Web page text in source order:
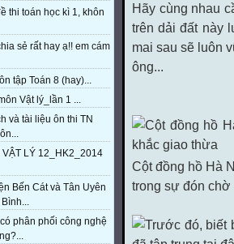
thi toán học kì 1, khôn
sẻ rất hay ạ!! em cám
tập Toán 8 (hay)...
Vật lý_lần 1 ...
và tài liệu ôn thi TN
VẬT LÝ 12_HK2_2014
Bến Cát và Tân Uyên
phân phối công nghệ
Hãy cùng nhau
trên dải đất này
mai sau sẽ luôn
ông...
Cột đồng hồ Hà
trong sự đón